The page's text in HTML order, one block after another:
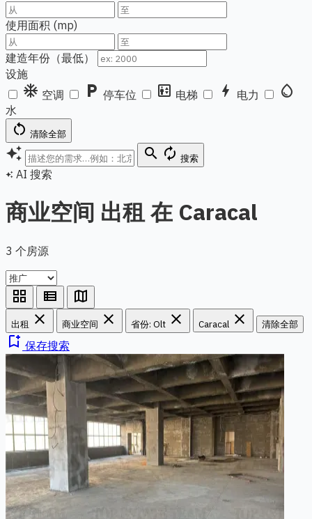
使用面积 (mp)
建造年份（最低）
设施
ac_unit 空调 local_parking 停车位 elevator 电梯 bolt 电力 water_drop
水
restart_alt 清除全部
auto_awesome search autorenew 搜索
auto_awesome AI 搜索
商业空间 出租 在 Caracal
3 个房源
grid_view view_list map
出租 close 商业空间 close 省份: Olt close Caracal close 清除全部
bookmark_add 保存搜索